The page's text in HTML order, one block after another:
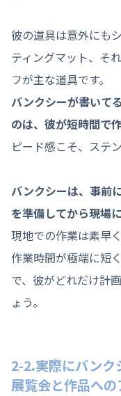
彼の道具は意外にも
ティングマット、そ
フが主な道具です。
バンクシーが書いて
のは、彼が短時間で
ピード感こそ、ステ
バンクシーは、事前
を準備してから現場
現地での作業は素早
作業時間が極端に短
で、彼がどれだけ計
ょう。
2-2.実際にバンク
展覧会と作品への